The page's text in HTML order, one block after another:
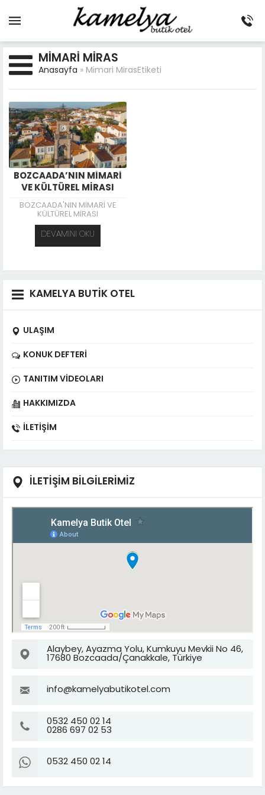
MIMARI MIRAS
Anasayfa » Mimari MirasEtiketi
BOZCAADA’NIN MİMARİ
VE KÜLTÜREL MİRASI
BOZCAADA'NIN MİMARİ VE
KÜLTÜREL MİRASI
DEVAMINI OKU
KAMELYA BUTİK OTEL
ULAŞIM
KONUK DEFTERI
TANITIM VIDEOLARI
HAKKIMIZDA
İLETIŞIM
İLETİŞİM BİLGİLERİMİZ
Alaybey, Ayazma Yolu, Kumkuyu Mevkii No 46,
17680 Bozcaada/Çanakkale, Türkiye
info@kamelyabutikotel.com
0532 450 02 14
0286 697 02 53
0532 450 02 14